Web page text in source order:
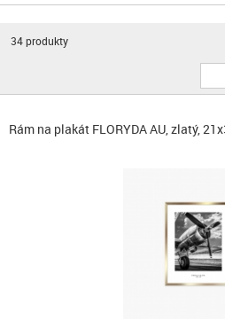
34produkty
Rám na plakát FLORYDA AU, zlatý,